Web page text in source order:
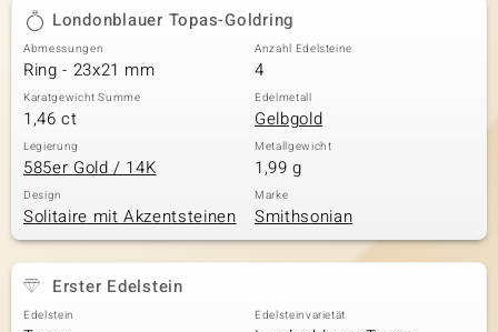
Collection
Classics
Londonblauer Topas-Goldring
Abmessungen
Ring - 23x21 mm
Anzahl Edelsteine
4
Karatgewicht Summe
1,46 ct
Edelmetall
Gelbgold
Legierung
585er Gold / 14K
Metallgewicht
1,99 g
Design
Solitaire mit Akzentsteinen
Marke
Smithsonian
Erster Edelstein
Edelstein Edelsteinvarietät